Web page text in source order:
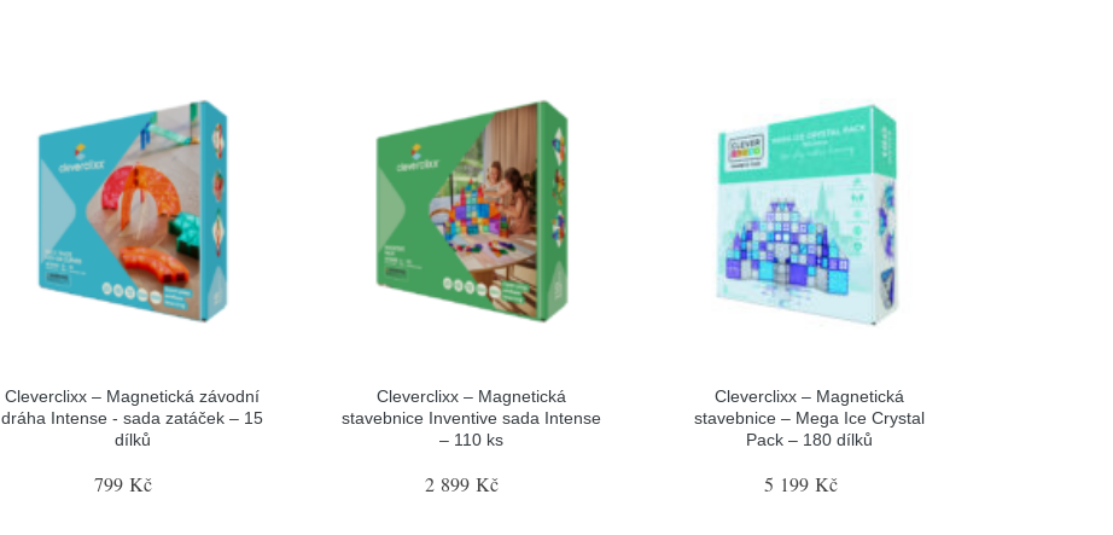
Cleverclixx – Magnetická závodní
dráha Intense - sada zatáček – 15
dílků
799 Kč
Cleverclixx – Magnetická
stavebnice Inventive sada Intense
– 110 ks
2 899 Kč
Cleverclixx – Magnetická
stavebnice – Mega Ice Crystal
Pack – 180 dílků
5 199 Kč